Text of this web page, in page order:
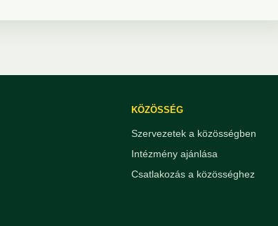
KÖZÖSSÉG
Szervezetek a közösségben
Intézmény ajánlása
Csatlakozás a közösséghez